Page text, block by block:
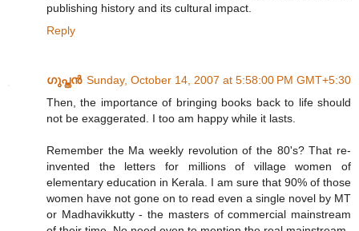
publishing history and its cultural impact.
Reply
ഗുപ്തന്‍ Sunday, October 14, 2007 at 5:58:00 PM GMT+5:30
Then, the importance of bringing books back to life should
not be exaggerated. I too am happy while it lasts.
Remember the Ma weekly revolution of the 80's? That re-
invented the letters for millions of village women of
elementary education in Kerala. I am sure that 90% of those
women have not gone on to read even a single novel by MT
or Madhavikkutty - the masters of commercial mainstream